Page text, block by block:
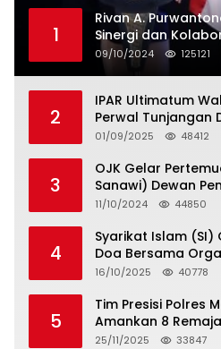
1
Rivan A.
Sinergi dan
Serikat Pekerja
09/10/2024 125121
2
IPAR Ultimatum
Perwal Tunjangan
5 Hari atau Hadapi
01/09/2025 48412
3
OJK Gelar
Sanawi) Dewan
11/10/2024 44850
4
Syarikat Islam (SI)
Doa Bersama
Syarikat Islam Doa
16/10/2025 40778
5
Tim Presisi Polres
Amankan 8
Tawuran
25/11/2025 33847